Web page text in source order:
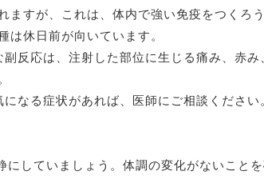
すが、これは、体内で強い免疫をつくろ
休日前が向いています。
反応は、注射した部位に生じる痛み、赤み
なる症状があれば、医師にご相談ください
していましょう。体調の変化がないこと